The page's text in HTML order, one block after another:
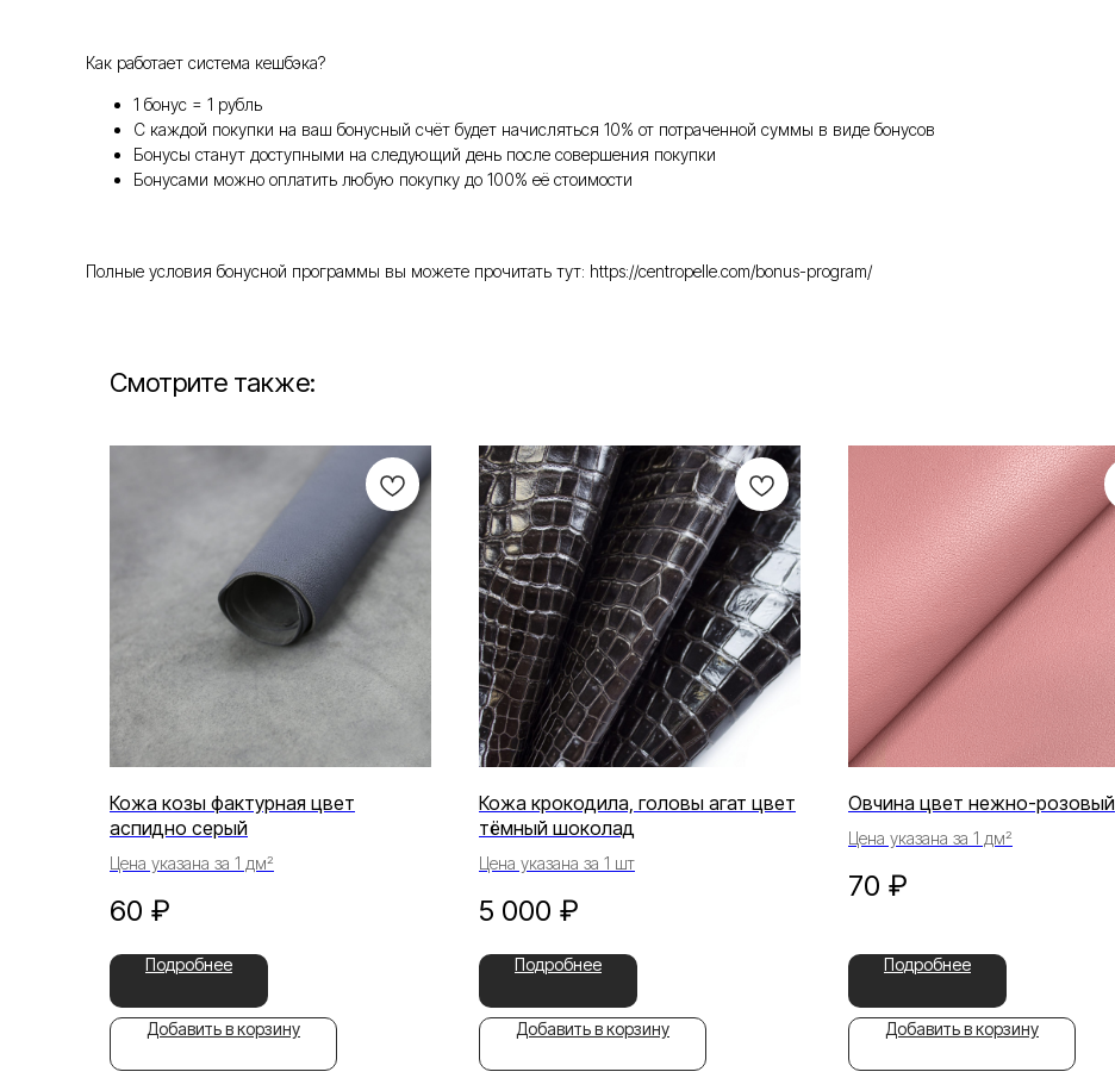
Как работает система кешбэка?
1 бонус = 1 рубль
С каждой покупки на ваш бонусный счёт будет начисляться 10% от потраченной суммы в виде бонусов
Бонусы станут доступными на следующий день после совершения покупки
Бонусами можно оплатить любую покупку до 100% её стоимости
Полные условия бонусной программы вы можете прочитать тут: https://centropelle.com/bonus-program/
Смотрите также:
Кожа козы фактурная цвет
аспидно серый
Цена указана за 1 дм²
60 ₽
Подробнее
Добавить в корзину
Кожа крокодила, головы агат цвет
тёмный шоколад
Цена указана за 1 шт
5 000 ₽
Подробнее
Добавить в корзину
Овчина цвет нежно-розовый
Цена указана за 1 дм²
70 ₽
Подробнее
Добавить в корзину